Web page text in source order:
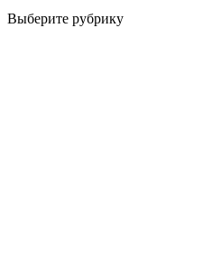
Выберите рубрику